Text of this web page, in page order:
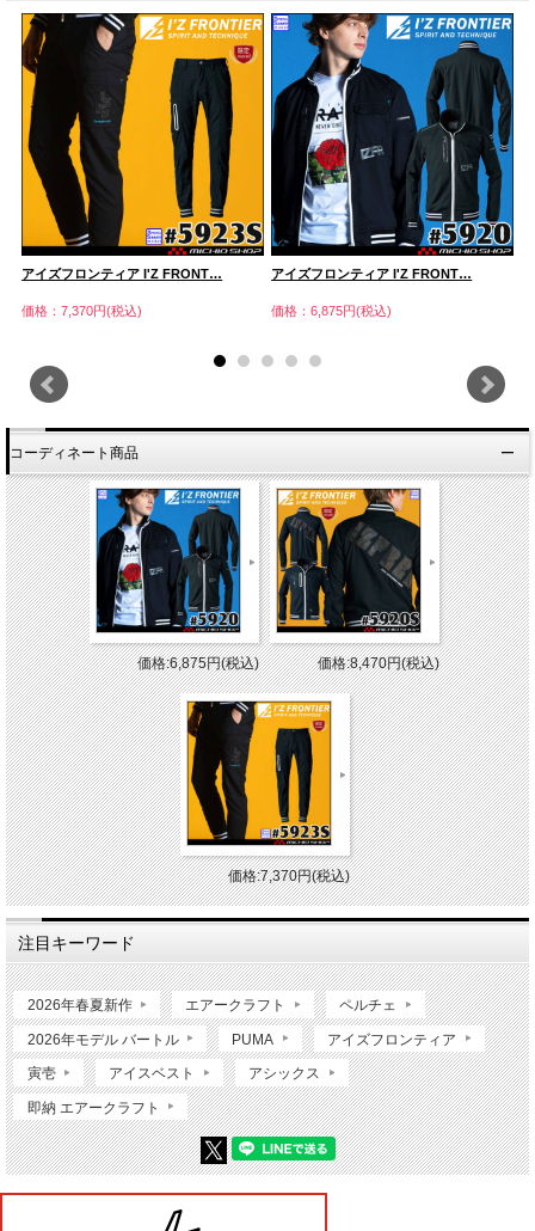
アイズフロンティア I'Z FRONT…
価格：7,370円(税込)
アイズフロンティア I'Z FRONT…
価格：6,875円(税込)
コーディネート商品
価格:6,875円(税込) 価格:8,470円(税込)
価格:7,370円(税込)
注目キーワード
2026年春夏新作 エアークラフト ペルチェ
2026年モデル バートル PUMA アイズフロンティア
寅壱 アイスベスト アシックス
即納 エアークラフト